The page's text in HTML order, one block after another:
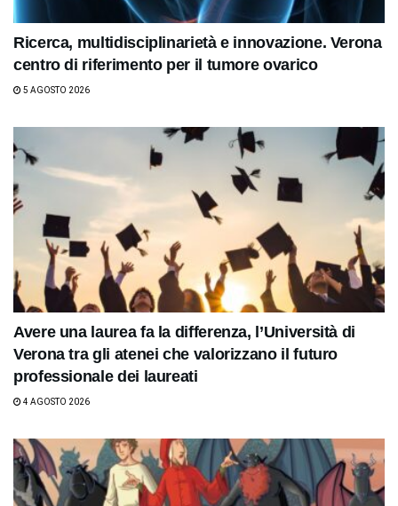
Ricerca, multidisciplinarietà e innovazione. Verona
centro di riferimento per il tumore ovarico
5 AGOSTO 2026
Avere una laurea fa la differenza, l’Università di
Verona tra gli atenei che valorizzano il futuro
professionale dei laureati
4 AGOSTO 2026